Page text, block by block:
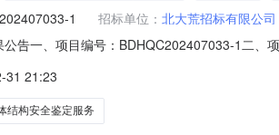
1 招标单位： 北大荒招标有限公司
公告一、项目编号：BDHQC202407033-1二、
，上传报送资料等工作；服务期为1年。四、成
：2024
31 21:23
结构安全鉴定服务